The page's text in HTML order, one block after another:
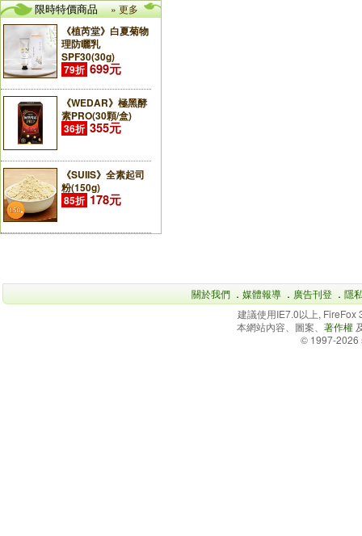
限時特價商品
» 更多
《植芮堂》白夏菊物
理防曬乳
SPF30(30g)
79折 699元
《WEDAR》極黑酵
素PRO(30顆/盒)
36折 355元
《SUIIS》全素起司
粉(150g)
85折 178元
關於我們 ． 媒體報導 ． 廣告刊登 ． 隱
建議使用IE7.0以上,
本網站內容、圖案、 著作權
© 1997-2026